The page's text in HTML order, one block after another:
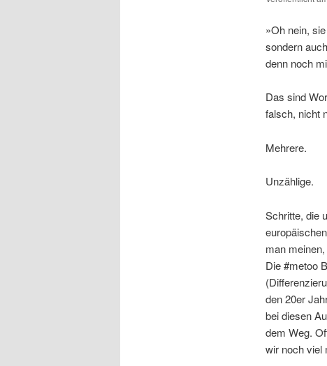
»Oh nein,
sondern
denn noch
Das sind
falsch, nicht
Mehrere.
Unzählige.
Schritte, die
man
Die #metoo
den 20er
bei diesen
dem Weg.
wir noch viel